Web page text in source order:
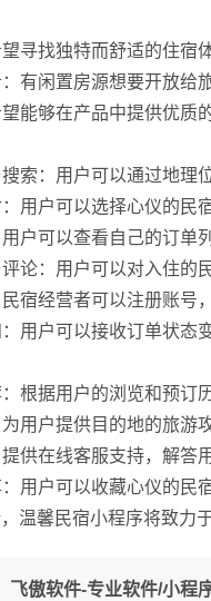
寻找独特而舒适的住宿
有闲置房源想要开放给
能够在产品中提供优质
索：用户可以通过地理
用户可以选择心仪的民
户可以查看自己的订单
论：用户可以对入住的
宿经营者可以注册账号
用户可以接收订单状态
根据用户的浏览和预订
用户提供目的地的旅游
供在线客服支持，解答
用户可以收藏心仪的民
温馨民宿小程序将致力
飞傲软件-专业软件/小程